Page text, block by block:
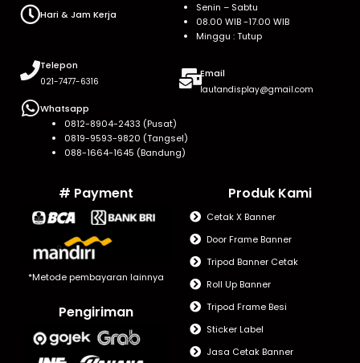
Hari & Jam Kerja
Senin – Sabtu
08.00 WIB -17.00 WIB
Minggu : Tutup
Telepon
021-7477-6316
Email
lautandisplay@gmail.com
Whatsapp
0812-8904-2433 (Pusat)
0819-9593-9820 (Tangsel)
088-1664-1645 (Bandung)
# Payment
*Metode pembayaran lainnya
Pengiriman
Produk Kami
Cetak X Banner
Door Frame Banner
Tripod Banner Cetak
Roll Up Banner
Tripod Frame Besi
Sticker Label
Jasa Cetak Banner